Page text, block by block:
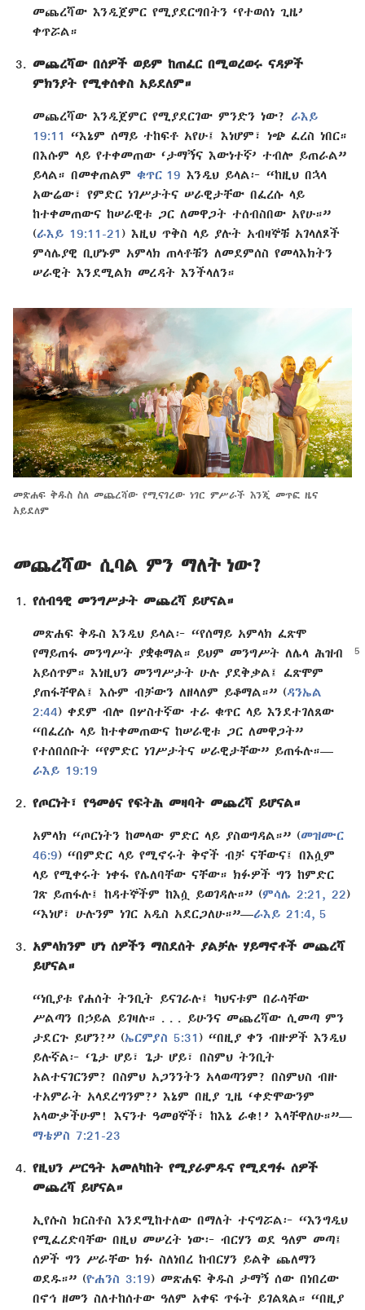
መጨረሻው እንዲጀምር የሚያደርግበትን ‘የተወሰነ ጊዜ’
ቀጥሯል።
መጨረሻው በሰዎች ወይም ከጠፈር በሚወረወሩ ናዳዎች
ምክንያት የሚቀሰቀስ አይደለም።
መጨረሻው እንዲጀምር የሚያደርገው ምንድን ነው? ራእይ
19:11
“እኔም ሰማይ ተከፍቶ አየሁ፤ እነሆም፣ ነጭ ፈረስ ነበር።
በእሱም ላይ የተቀመጠው ‘ታማኝና እውነተኛ’ ተብሎ ይጠራል”
ይላል። በመቀጠልም ቁጥር 19 እንዲህ ይላል፦ “ከዚህ በኋላ
አውሬው፣ የምድር ነገሥታትና ሠራዊታቸው በፈረሱ ላይ
ከተቀመጠውና ከሠራዊቱ ጋር ለመዋጋት ተሰብስበው አየሁ።”
(ራእይ 19:11-21 ) እዚህ ጥቅስ ላይ ያሉት አብዛኞቹ አገላለጾች
ምሳሌያዊ ቢሆኑም አምላክ ጠላቶቹን ለመደምሰስ የመላእክትን
ሠራዊት እንደሚልክ መረዳት እንችላለን።
መጽሐፍ ቅዱስ ስለ መጨረሻው የሚናገረው ነገር ምሥራች እንጂ መጥፎ ዜና
አይደለም
መጨረሻው ሲባል ምን ማለት ነው?
የሰብዓዊ መንግሥታት መጨረሻ ይሆናል።
መጽሐፍ ቅዱስ እንዲህ ይላል፦ “የሰማይ አምላክ ፈጽሞ
የማይጠፋ መንግሥት ያቋቁማል። ይህም መንግሥት ለሌላ ሕዝብ
አይሰጥም። እነዚህን መንግሥታት ሁሉ ያደቅቃል፤ ፈጽሞም
ያጠፋቸዋል፤ እሱም ብቻውን ለዘላለም ይቆማል።” (ዳንኤል
2:44) ቀደም ብሎ በሦስተኛው ተራ ቁጥር ላይ እንደተገለጸው
“በፈረሱ ላይ ከተቀመጠውና ከሠራዊቱ ጋር ለመዋጋት”
የተሰበሰቡት “የምድር ነገሥታትና ሠራዊታቸው” ይጠፋሉ።—
ራእይ 19:19
የጦርነት፣ የዓመፅና የፍትሕ መዛባት መጨረሻ ይሆናል።
አምላክ “ጦርነትን ከመላው ምድር ላይ ያስወግዳል።” (መዝሙር
46:9) “በምድር ላይ የሚኖሩት ቅኖች ብቻ ናቸውና፤ በእሷም
ላይ የሚቀሩት ነቀፋ የሌለባቸው ናቸው። ክፉዎች ግን ከምድር
ገጽ ይጠፋሉ፤ ከዳተኞችም ከእሷ ይወገዳሉ።” (ምሳሌ 2:21, 22)
“እነሆ፣ ሁሉንም ነገር አዲስ አደርጋለሁ።”—ራእይ 21:4, 5
አምላክንም ሆነ ሰዎችን ማስደሰት ያልቻሉ ሃይማኖቶች መጨረሻ
ይሆናል።
“ነቢያቱ የሐሰት ትንቢት ይናገራሉ፤ ካህናቱም በራሳቸው
ሥልጣን በኃይል ይገዛሉ። . . . ይሁንና መጨረሻው ሲመጣ ምን
ታደርጉ ይሆን?” (ኤርምያስ 5:31 ) “በዚያ ቀን ብዙዎች እንዲህ
ይሉኛል፦ ‘ጌታ ሆይ፣ ጌታ ሆይ፣ በስምህ ትንቢት
አልተናገርንም? በስምህ አጋንንትን አላወጣንም? በስምህስ ብዙ
ተአምራት አላደረግንም?’ እኔም በዚያ ጊዜ ‘ቀድሞውንም
አላውቃችሁም! እናንተ ዓመፀኞች፣ ከእኔ ራቁ!’ እላቸዋለሁ።”—
ማቴዎስ 7:21-23
የዚህን ሥርዓት አመለካከት የሚያራምዱና የሚደግፉ ሰዎች
መጨረሻ ይሆናል።
ኢየሱስ ክርስቶስ እንደሚከተለው በማለት ተናግሯል፦ “እንግዲህ
የሚፈረድባቸው በዚህ መሠረት ነው፦ ብርሃን ወደ ዓለም መጣ፤
ሰዎች ግን ሥራቸው ክፉ ስለነበረ ከብርሃን ይልቅ ጨለማን
ወደዱ።” (ዮሐንስ 3:19) መጽሐፍ ቅዱስ ታማኝ ሰው በነበረው
በኖኅ ዘመን ስለተከሰተው ዓለም አቀፍ ጥፋት ይገልጻል። “በዚያ